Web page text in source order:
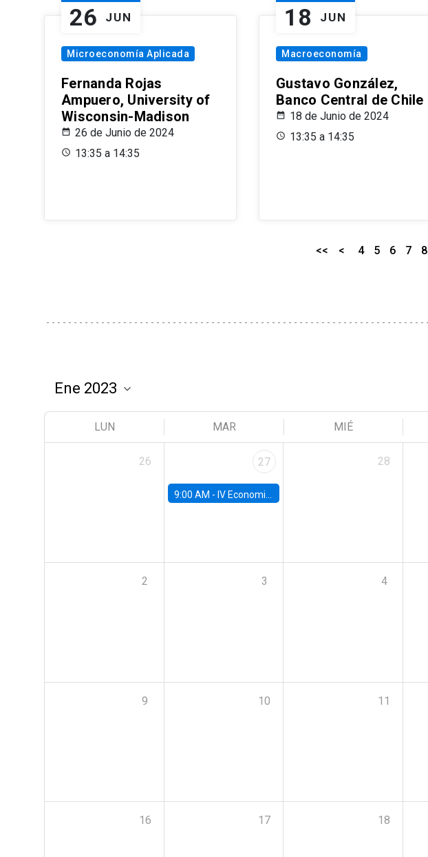
26 JUN
Microeconomía Aplicada
Fernanda Rojas
Ampuero, University of
Wisconsin-Madison
26 de Junio de 2024
13:35 a 14:35
18 JUN
Macroeconomía
Gustavo González,
Banco Central de Chile
18 de Junio de 2024
13:35 a 14:35
<< < 4 5 6 7 8
LUN MAR MIÉ
26 27
9:00 AM - IV Economics Alumni Workshop
28
2 3 4
9 10 11
16 17 18